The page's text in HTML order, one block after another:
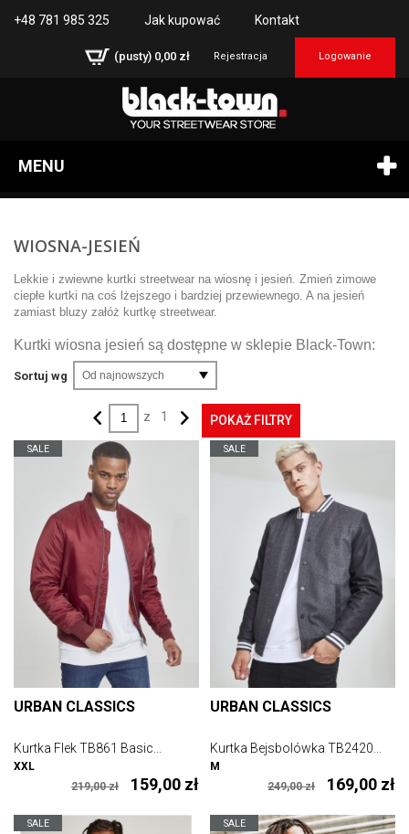
+48 781 985 325 Jak kupować Kontakt
Rejestracja Logowanie
(pusty) 0,00 zł
MENU
WIOSNA-JESIEŃ
Lekkie i zwiewne kurtki streetwear na wiosnę i jesień. Zmień zimowe
ciepłe kurtki na coś lżejszego i bardziej przewiewnego. A na jesień
zamiast bluzy załóż kurtkę streetwear.
Kurtki wiosna jesień są dostępne w sklepie Black-Town:
Sortuj wg Od najnowszych
POKAŻ FILTRY
z 1
SALE
URBAN CLASSICS
Kurtka Flek TB861 Basic...
159,00 zł
219,00 zł
XXL
SALE
URBAN CLASSICS
Kurtka Bejsbolówka TB2420...
169,00 zł
249,00 zł
M
SALE SALE